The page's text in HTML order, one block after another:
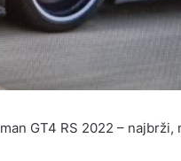
GT4 RS 2022 –